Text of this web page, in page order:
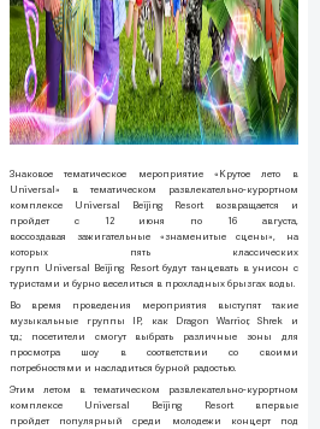
Знаковое тематическое мероприятие «Крутое лето в
Universal» в тематическом развлекательно-курортном
комплексе Universal Beijing Resort возвращается и
пройдет с 12 июня по 16 августа,
воссоздавая зажигательные «знаменитые сцены», на
которых пять классических
групп Universal Beijing Resort будут танцевать в унисон с
туристами и бурно веселиться в прохладных брызгах воды.
Во время проведения мероприятия выступят такие
музыкальные группы IP, как Dragon Warrior, Shrek и
т.д.; посетители смогут выбрать различные зоны для
просмотра шоу в соответствии со своими
потребностями и насладиться бурной радостью.
Этим летом в тематическом развлекательно-курортном
комплексе Universal Beijing Resort впервые
пройдет популярный среди молодежи концерт под